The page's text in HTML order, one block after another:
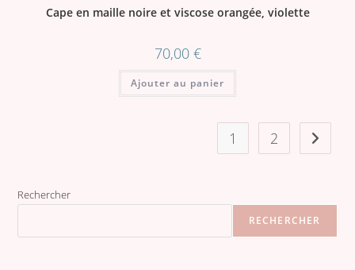
Cape en maille noire et viscose orangée, violette
70,00 €
Ajouter au panier
1 2
Rechercher
RECHERCHER